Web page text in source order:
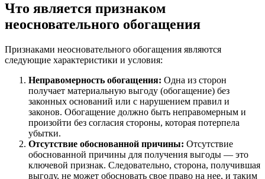
Что является признаком
неосновательного обогащения
Признаками неосновательного обогащения являются
следующие характеристики и условия:
Неправомерность обогащения: Одна из сторон
получает материальную выгоду (обогащение) без
законных оснований или с нарушением правил и
законов. Обогащение должно быть неправомерным и
произойти без согласия стороны, которая потерпела
убытки.
Отсутствие обоснованной причины: Отсутствие
обоснованной причины для получения выгоды — это
ключевой признак. Следовательно, сторона, получившая
выгоду, не может обосновать свое право на нее, и таким